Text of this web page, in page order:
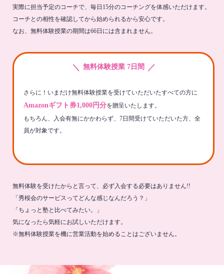
実際に担当予定のコーチで、毎日15分のコーチングを体感いただけます。
コーチとの相性を確認してから始められるから安心です。
なお、無料体験授業の期間は66日には含まれません。
＼ 無料体験授業 7日間 ／
さらに！いまだけ無料体験授業を受けていただいたすべての方に
Amazonギフト券1,000円分を贈呈いたします。
もちろん、入会有無にかかわらず、7日間受けていただいた方、全
員が対象です。
無料体験を受けたからと言って、必ず入会する必要はありません!!
「秀桜会のサービスってどんな感じなんだろう？」
「ちょっと塾と比べてみたい。」
気になったら気軽にお試しいただけます。
※無料体験授業を機に営業活動を始めることはございません。